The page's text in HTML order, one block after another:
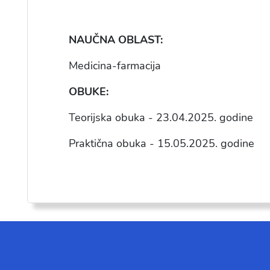
NAUČNA OBLAST:
Medicina-farmacija
OBUKE:
Teorijska obuka - 23.04.2025. godine
Praktična obuka - 15.05.2025. godine